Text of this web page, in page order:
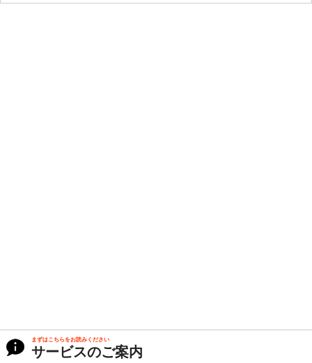
まずはこちらをお読みください
サービスのご案内